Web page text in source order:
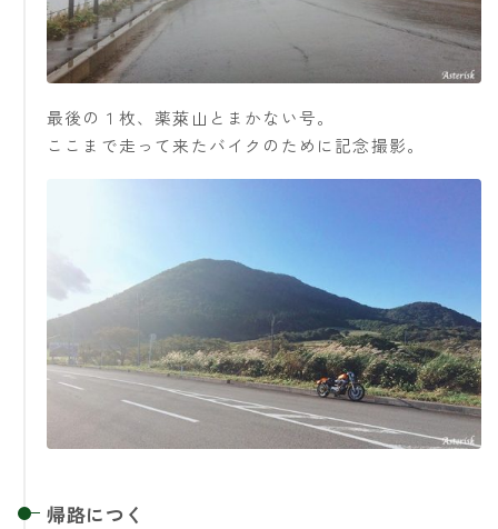
最後の１枚、薬萊山とまかない号。
ここまで走って来たバイクのために記念撮影。
帰路につく